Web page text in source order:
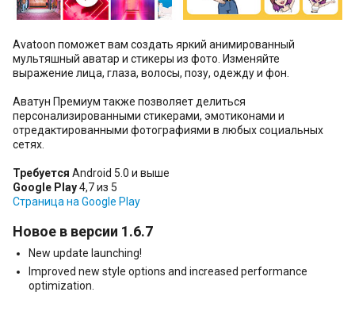
Avatoon поможет вам создать яркий анимированный
мультяшный аватар и стикеры из фото. Изменяйте
выражение лица, глаза, волосы, позу, одежду и фон.
Аватун Премиум также позволяет делиться
персонализированными стикерами, эмотиконами и
отредактированными фотографиями в любых социальных
сетях.
Требуется Android 5.0 и выше
Google Play4,7 из 5
Страница на Google Play
Новое в версии 1.6.7
New update launching!
Improved new style options and increased performance
optimization.